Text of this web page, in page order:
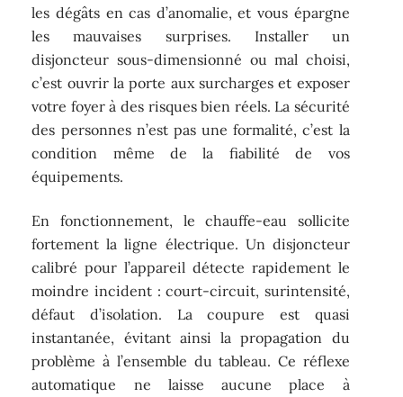
les dégâts en cas d’anomalie, et vous épargne
les mauvaises surprises. Installer un
disjoncteur sous-dimensionné ou mal choisi,
c’est ouvrir la porte aux surcharges et exposer
votre foyer à des risques bien réels. La sécurité
des personnes n’est pas une formalité, c’est la
condition même de la fiabilité de vos
équipements.
En fonctionnement, le chauffe-eau sollicite
fortement la ligne électrique. Un disjoncteur
calibré pour l’appareil détecte rapidement le
moindre incident : court-circuit, surintensité,
défaut d’isolation. La coupure est quasi
instantanée, évitant ainsi la propagation du
problème à l’ensemble du tableau. Ce réflexe
automatique ne laisse aucune place à